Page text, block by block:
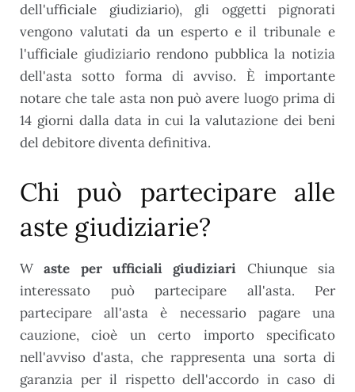
dell'ufficiale giudiziario), gli oggetti pignorati
vengono valutati da un esperto e il tribunale e
l'ufficiale giudiziario rendono pubblica la notizia
dell'asta sotto forma di avviso. È importante
notare che tale asta non può avere luogo prima di
14 giorni dalla data in cui la valutazione dei beni
del debitore diventa definitiva.
Chi può partecipare alle
aste giudiziarie?
Waste per ufficiali giudiziari Chiunque sia
interessato può partecipare all'asta. Per
partecipare all'asta è necessario pagare una
cauzione, cioè un certo importo specificato
nell'avviso d'asta, che rappresenta una sorta di
garanzia per il rispetto dell'accordo in caso di